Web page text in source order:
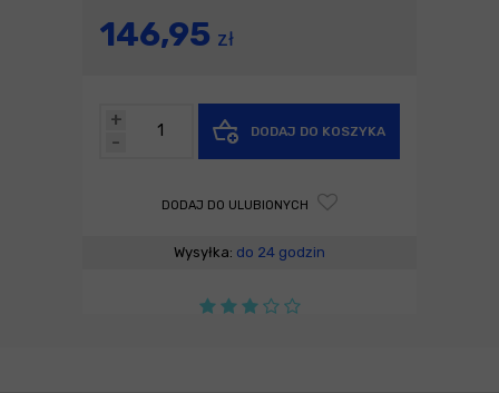
146,95 zł
-
+
DODAJ DO KOSZYKA
DODAJ DO ULUBIONYCH
Wysyłka: do 24 godzin